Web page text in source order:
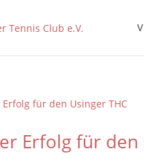
Erfolg für den